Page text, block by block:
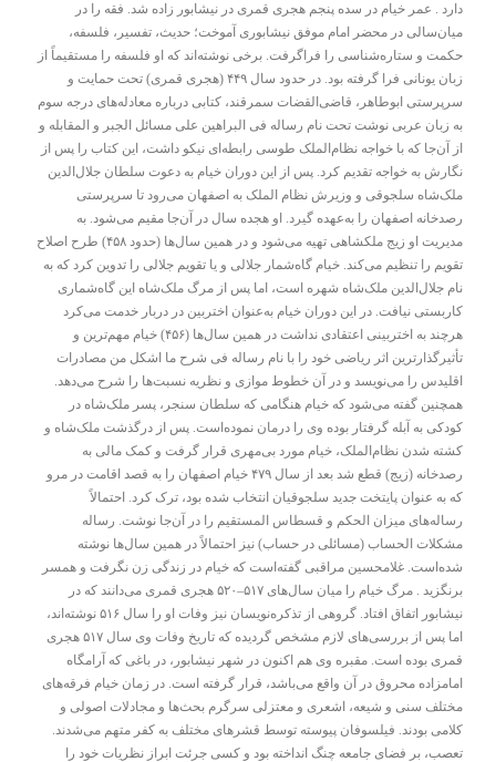
دارد . عمر خیام در سده پنجم هجری قمری در نیشابور زاده شد. فقه را در
میان‌سالی در محضر امام موفق نیشابوری آموخت؛ حدیث، تفسیر، فلسفه،
حکمت و ستاره‌شناسی را فراگرفت. برخی نوشته‌اند که او فلسفه را مستقیماً از
زبان یونانی فرا گرفته بود. در حدود سال ۴۴۹ (هجری قمری) تحت حمایت و
سرپرستی ابوطاهر، قاضی‌القضات سمرقند، کتابی درباره معادله‌های درجه سوم
به زبان عربی نوشت تحت نام رساله فی البراهین علی مسائل الجبر و المقابله و
از آن‌جا که با خواجه نظام‌الملک طوسی رابطه‌ای نیکو داشت، این کتاب را پس از
نگارش به خواجه تقدیم کرد. پس از این دوران خیام به دعوت سلطان جلال‌الدین
ملک‌شاه سلجوقی و وزیرش نظام الملک به اصفهان می‌رود تا سرپرستی
رصدخانه اصفهان را به‌عهده گیرد. او هجده سال در آن‌جا مقیم می‌شود. به
مدیریت او زیج ملکشاهی تهیه می‌شود و در همین سال‌ها (حدود ۴۵۸) طرح اصلاح
تقویم را تنظیم می‌کند. خیام گاه‌شمار جلالی و یا تقویم جلالی را تدوین کرد که به
نام جلال‌الدین ملک‌شاه شهره است، اما پس از مرگ ملک‌شاه این گاه‌شماری
کاربستی نیافت. در این دوران خیام به‌عنوان اختربین در دربار خدمت می‌کرد
هرچند به اختربینی اعتقادی نداشت در همین سال‌ها (۴۵۶) خیام مهم‌ترین و
تأثیرگذارترین اثر ریاضی خود را با نام رساله فی شرح ما اشکل من مصادرات
اقلیدس را می‌نویسد و در آن خطوط موازی و نظریه نسبت‌ها را شرح می‌دهد.
همچنین گفته می‌شود که خیام هنگامی که سلطان سنجر، پسر ملک‌شاه در
کودکی به آبله گرفتار بوده وی را درمان نموده‌است. پس از درگذشت ملک‌شاه و
کشته شدن نظام‌الملک، خیام مورد بی‌مهری قرار گرفت و کمک مالی به
رصدخانه (زیج) قطع شد بعد از سال ۴۷۹ خیام اصفهان را به قصد اقامت در مرو
که به عنوان پایتخت جدید سلجوقیان انتخاب شده بود، ترک کرد. احتمالاً
رساله‌های میزان الحکم و قسطاس المستقیم را در آن‌جا نوشت. رساله
مشکلات الحساب (مسائلی در حساب) نیز احتمالاً در همین سال‌ها نوشته
شده‌است. غلامحسین مراقبی گفته‌است که خیام در زندگی زن نگرفت و همسر
برنگزید . مرگ خیام را میان سال‌های ۵۱۷–۵۲۰ هجری قمری می‌دانند که در
نیشابور اتفاق افتاد. گروهی از تذکره‌نویسان نیز وفات او را سال ۵۱۶ نوشته‌اند،
اما پس از بررسی‌های لازم مشخص گردیده که تاریخ وفات وی سال ۵۱۷ هجری
قمری بوده است. مقبره وی هم اکنون در شهر نیشابور، در باغی که آرامگاه
امامزاده محروق در آن واقع می‌باشد، قرار گرفته است. در زمان خیام فرقه‌های
مختلف سنی و شیعه، اشعری و معتزلی سرگرم بحث‌ها و مجادلات اصولی و
کلامی بودند. فیلسوفان پیوسته توسط قشرهای مختلف به کفر متهم می‌شدند.
تعصب، بر فضای جامعه چنگ انداخته بود و کسی جرئت ابراز نظریات خود را